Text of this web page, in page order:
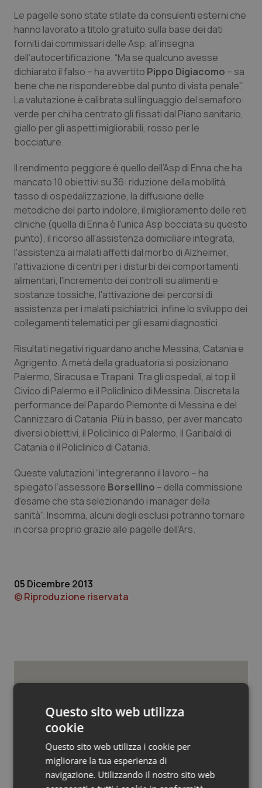
Calabria
Campania
Emilia-Romagna
Friuli Venezia Giulia
Lazio
Liguria
Lombardia
Marche
Molise
Piemonte
Provincia Autonoma di Bolzano
Provincia Autonoma di Trento
Puglia
Sardegna
Sicilia
Toscana
Umbria
Valle D’Aosta
Asma & BPCO
Car-T
Colesterolo & coronaropatie
Dermatite Atopica
Diabete & glucometri
Disturbi dell’umore
Dolore
Donna & Salute
Epatiti
HIV
Infezioni & Febbre
Ipertensione & Scompenso
Malattie rare
Malattia di Crohn & Rettocolite Ulcerosa
Neuroscienze & patologie neurodegenerative
Obesità
Oftalmologia
Oncodermatologia
Oncologia & Nutrizione
Quotidiano Chirurgia
Quotidiano Oncologia
Quotidiano Pediatria
Rene & patologie urogenitali
Le pagelle sono state stilate da consulenti esterni che
hanno lavorato a titolo gratuito sulla base dei dati
forniti dai commissari delle Asp, all’insegna
dell’autocertificazione. “Ma se qualcuno avesse
dichiarato il falso – ha avvertito Pippo Digiacomo – sa
bene che ne risponderebbe dal punto di vista penale”.
La valutazione è calibrata sul linguaggio del semaforo:
verde per chi ha centrato gli fissati dal Piano sanitario,
giallo per gli aspetti migliorabili, rosso per le
bocciature.
Il rendimento peggiore è quello dell’Asp di Enna che ha
mancato 10 obiettivi su 36: riduzione della mobilità,
tasso di ospedalizzazione, la diffusione delle
metodiche del parto indolore, il miglioramento delle reti
cliniche (quella di Enna è l'unica Asp bocciata su questo
punto), il ricorso all'assistenza domiciliare integrata,
l'assistenza ai malati affetti dal morbo di Alzheimer,
l'attivazione di centri per i disturbi dei comportamenti
alimentari, l'incremento dei controlli su alimenti e
sostanze tossiche, l'attivazione dei percorsi di
assistenza per i malati psichiatrici, infine lo sviluppo dei
collegamenti telematici per gli esami diagnostici.
Risultati negativi riguardano anche Messina, Catania e
Agrigento. A metà della graduatoria si posizionano
Palermo, Siracusa e Trapani. Tra gli ospedali, al top il
Civico di Palermo e il Policlinico di Messina. Discreta la
performance del Papardo Piemonte di Messina e del
Cannizzaro di Catania. Più in basso, per aver mancato
diversi obiettivi, il Policlinico di Palermo, il Garibaldi di
Catania e il Policlinico di Catania.
Queste valutazioni “integreranno il lavoro – ha
spiegato l’assessore Borsellino – della commissione
d'esame che sta selezionando i manager della
sanità". Insomma, alcuni degli esclusi potranno tornare
in corsa proprio grazie alle pagelle dell’Ars.
05 Dicembre 2013
© Riproduzione riservata
Regioni e Asl
Cresce la ricerca in Emilia-Romagna:
nel 2025 condotti 1.530 studi, il
numero più alto degli ultimi cinque
anni
Questo sito web utilizza
cookie
Questo sito web utilizza i cookie per
migliorare la tua esperienza di
navigazione. Utilizzando il nostro sito web